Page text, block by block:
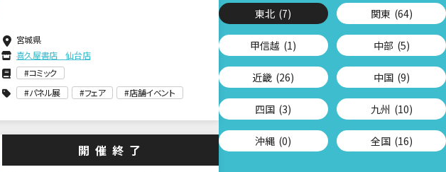
宮城県
喜久屋書店 仙台店
コミック
パネル展
フェア 店舗イベント
開催終了
東北 (7) 関東 (64)
甲信越 (1) 中部 (5)
近畿 (26) 中国 (9)
四国 (3) 九州 (10)
沖縄 (0) 全国 (16)